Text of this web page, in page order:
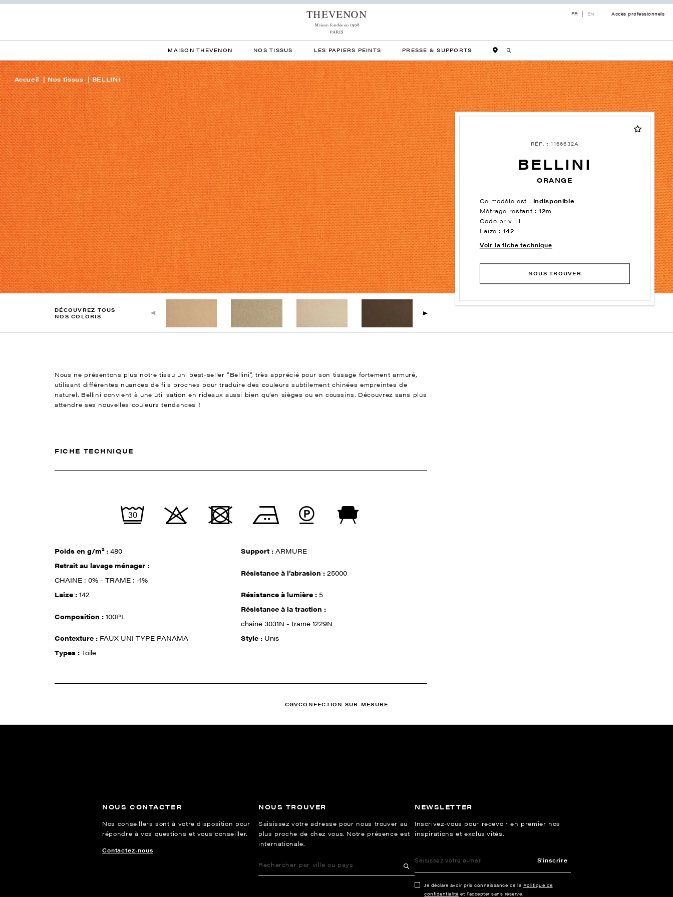
FR EN Accès professionnels
MAISON THEVENON NOS TISSUS LES PAPIERS PEINTS PRESSE & SUPPORTS
Accueil Nos tissus BELLINI
RÉF. : 1166632A
BELLINI
ORANGE
Ce modèle est : indisponible
Métrage restant :12m
Code prix : L
Laize : 142
Voir la fiche technique
NOUS TROUVER
DÉCOUVREZ TOUS
NOS COLORIS
Nous ne présentons plus notre tissu uni best-seller “Bellini”, très apprécié pour son tissage fortement armuré,
utilisant différentes nuances de fils proches pour traduire des couleurs subtilement chinées empreintes de
naturel. Bellini convient à une utilisation en rideaux aussi bien qu’en sièges ou en coussins. Découvrez sans plus
attendre ses nouvelles couleurs tendances !
FICHE TECHNIQUE
Poids en g/m² :480 Support :ARMURE
Retrait au lavage ménager :
CHAINE : 0% - TRAME : -1%
Résistance à l‘abrasion :25000
Laize :142 Résistance à lumière : 5
Composition :100PL
Résistance à la traction :
chaine 3031N - trame 1229N
Contexture : FAUX UNI TYPE PANAMA Style : Unis
Types :Toile
CGVCONFECTION SUR-MESURE
NOUS CONTACTER
Nos conseillers sont à votre disposition pour
répondre à vos questions et vous conseiller.
Contactez-nous
NOUS TROUVER
Saisissez votre adresse pour nous trouver au
plus proche de chez vous. Notre présence est
internationale.
NEWSLETTER
Inscrivez-vous pour recevoir en premier nos
inspirations et exclusivités.
S'inscrire
Je déclare avoir pris connaissance de la Politique de
confidentialité et l’accepter sans réserve.